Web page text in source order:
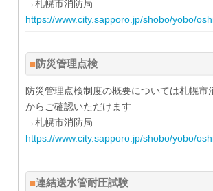
→札幌市消防局
https://www.city.sapporo.jp/shobo/yobo/
防災管理点検
防災管理点検制度の概要については札幌市
からご確認いただけます
→札幌市消防局
https://www.city.sapporo.jp/shobo/yobo/
連結送水管耐圧試験